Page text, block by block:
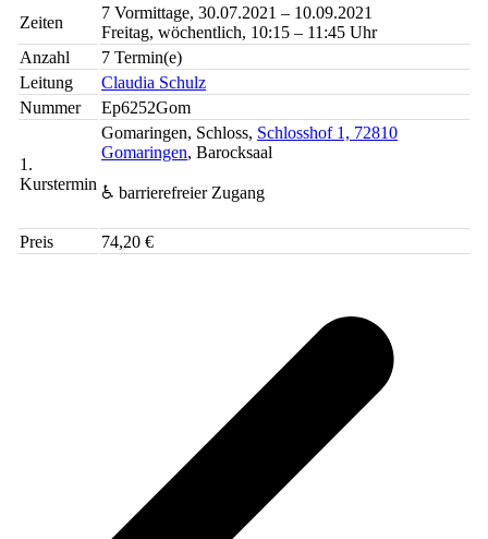
Zeiten
7 Vormittage, 30.07.2021 – 10.09.2021
Freitag, wöchentlich, 10:15 – 11:45 Uhr
Anzahl
7 Termin(e)
Leitung
Claudia Schulz
Nummer
Ep6252Gom
1.
Kurstermin
Gomaringen, Schloss, Schlosshof 1, 72810
Gomaringen, Barocksaal
♿ barrierefreier Zugang
Preis 74,20 €